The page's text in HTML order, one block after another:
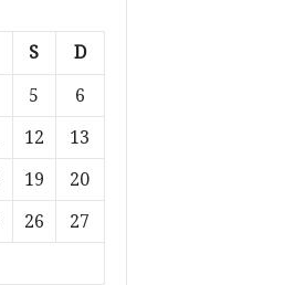
S D
5
6
12
13
19
20
26
27